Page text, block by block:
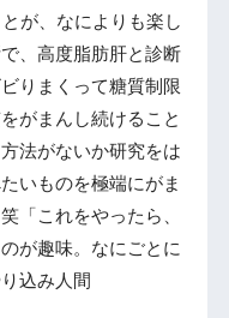
が、なによりも楽し
、高度脂肪肝と診断
りまくって糖質制限
がまんし続けること
法がないか研究をは
いものを極端にがま
「これをやったら、
が趣味。なにごとに
込み人間